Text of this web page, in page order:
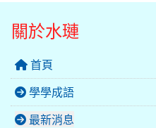
關於水璉
首頁
學學成語
最新消息